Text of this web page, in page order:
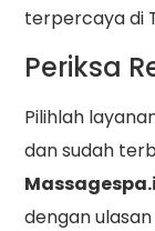
terpercaya di
Periksa
Pilihlah
dan sudah
dengan